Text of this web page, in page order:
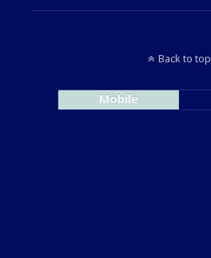
Back to top
Mobile